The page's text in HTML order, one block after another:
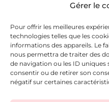
Gérer le
Pour offrir les meilleures
technologies telles que les
informations des appareils. Le
nous permettra de traiter des
de navigation ou les ID uniques
consentir ou de retirer son
négatif sur certaines
E-MAIL*